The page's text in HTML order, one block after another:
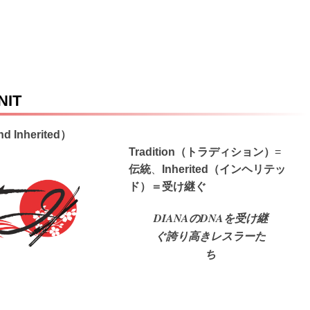
Inherited）
Tradition（トラディション）=
伝統、
Inherited（インヘリテッ
ド）＝受け継ぐ
DIANAのDNAを受け継
ぐ誇り高きレスラーた
ち